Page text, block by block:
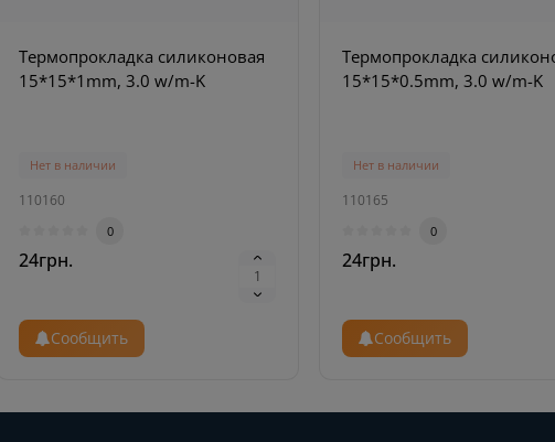
Термопрокладка силиконовая
15*15*1mm, 3.0 w/m-K
Нет в наличии
110160
0
24грн.
Сообщить
Термопрокладка
15*15*0.5mm, 3.0 w/m-K
Нет в наличии
110165
0
24грн.
Сообщить